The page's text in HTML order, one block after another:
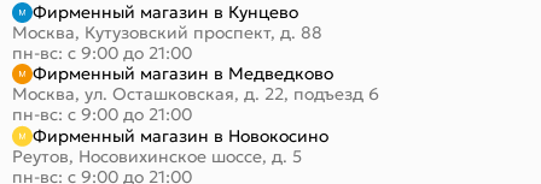
Фирменный магазин в Кунцево
Москва, Кутузовский проспект, д. 88
пн-вс: с 9:00 до 21:00
Фирменный магазин в Медведково
Москва, ул. Осташковская, д. 22, подъезд 6
пн-вс: с 9:00 до 21:00
Фирменный магазин в Новокосино
Реутов, Носовихинское шоссе, д. 5
пн-вс: с 9:00 до 21:00